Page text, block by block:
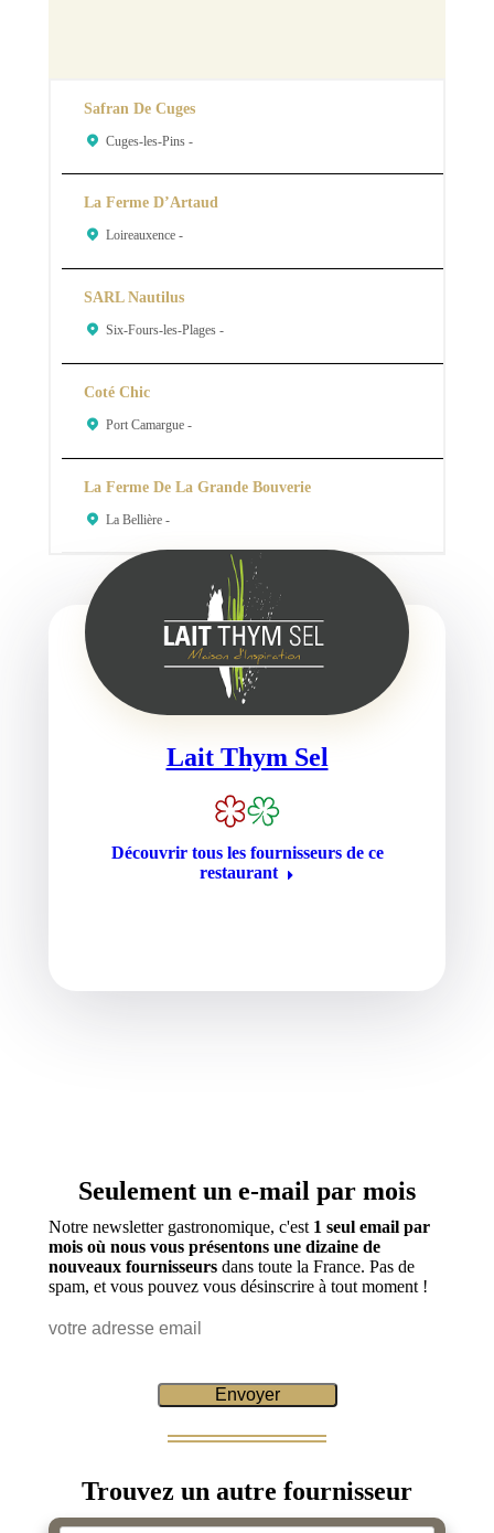
Safran De Cuges
Cuges-les-Pins -
La Ferme D’Artaud
Loireauxence -
SARL Nautilus
Six-Fours-les-Plages -
Coté Chic
Port Camargue -
La Ferme De La Grande Bouverie
La Bellière -
Lait Thym Sel
Découvrir tous les fournisseurs de ce
restaurant
Seulement un e-mail par mois
Notre newsletter gastronomique, c'est 1 seul email par
mois où nous vous présentons une dizaine de
nouveaux fournisseurs dans toute la France. Pas de
spam, et vous pouvez vous désinscrire à tout moment !
Trouvez un autre fournisseur